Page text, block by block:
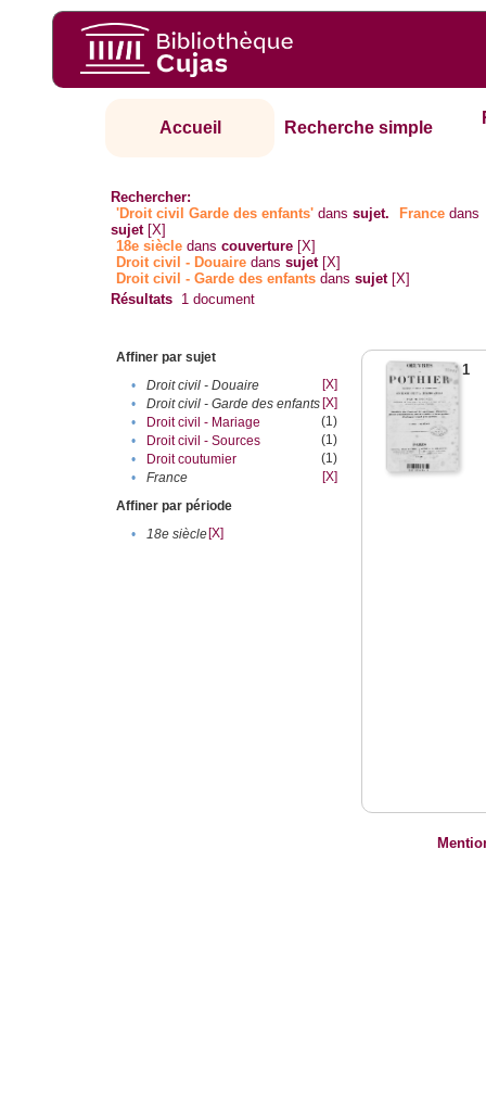
Accueil Recherche simple
Rechercher:
'Droit civil Garde des enfants' danssujet. France dans
sujet [X]
18e siècle danscouverture [X]
Droit civil - Douaire danssujet [X]
Droit civil - Garde des enfants danssujet [X]
Résultats 1 document
Affiner par sujet
•
Droit civil - Douaire
[X]
•
Droit civil - Garde des enfants [X]
•
Droit civil - Mariage
(1)
•
Droit civil - Sources
(1)
•
Droit coutumier
(1)
•
France
[X]
Affiner par période
•
18e siècle[X]
1